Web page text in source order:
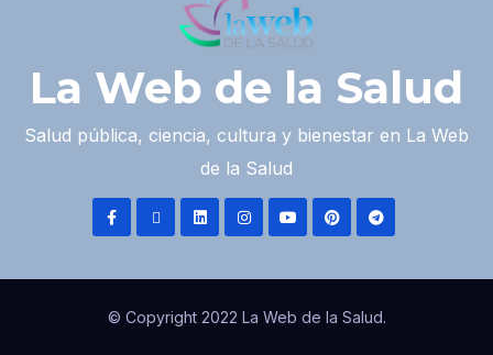
La Web de la Salud
Salud pública, ciencia, cultura y bienestar en La Web
de la Salud
© Copyright 2022 La Web de la Salud.